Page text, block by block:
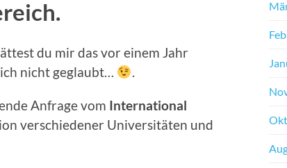
du mir das vor einem Jahr
nicht geglaubt…
.
Anfrage vom International
verschiedener Universitäten und